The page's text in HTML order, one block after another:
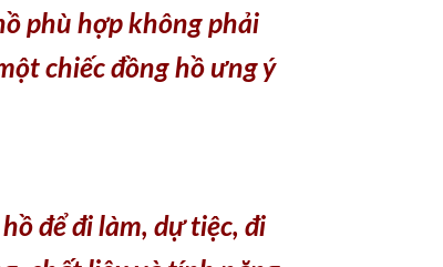
phù hợp không phải
chiếc đồng hồ ưng ý
để đi làm, dự tiệc, đi